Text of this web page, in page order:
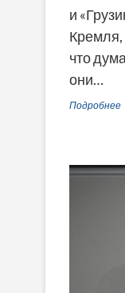
и
что
они…
Подробнее